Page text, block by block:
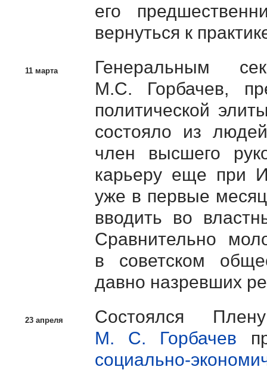
его
вернуться к
11 марта
Генеральным
М.С. Горбачев,
политической
состояло из
член высшего
карьеру еще при
уже в первые
вводить во
Сравнительно
в советском
давно назревших
23 апреля
Состоялся
М. C. Горбачев
социально-